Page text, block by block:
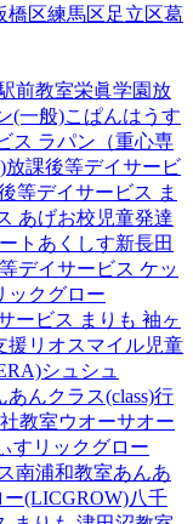
橋区練馬区足立区葛
前教室栄眞学園放
(一般)こぱんはうす
ス ラパン（重心専
放課後等デイサービ
等デイサービス ま
あげお校 児童発達
トあくしす新長田
デイサービス ケッ
ックグロー
ービス まりも 袖ヶ
援 リオスマイル児童
シュシュ
あんクラス(class)行
教室ウオーサオー
す リックグロー
南浦和教室あんあ
ー(LICGROW)八千